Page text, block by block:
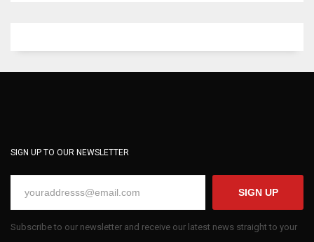
SIGN UP TO OUR NEWSLETTER
SIGN UP
Subscribe to our newsletter and receive our latest news straight to your